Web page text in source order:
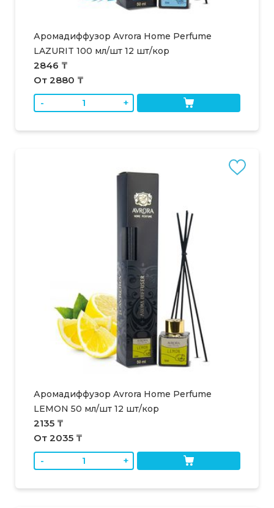
Аромадиффузор Avrora Home Perfume
LAZURIT 100 мл/шт 12 шт/кор
2846 ₸
От 2880 ₸
-
+
Аромадиффузор Avrora Home Perfume
LEMON 50 мл/шт 12 шт/кор
2135 ₸
От 2035 ₸
-
+